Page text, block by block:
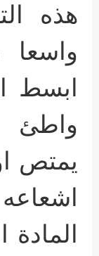
هذه
واسعا
ابسط
واطئ
يمتص